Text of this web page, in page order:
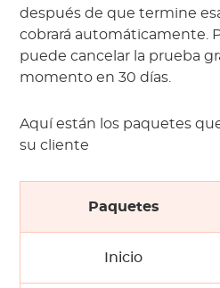
después de que termine
cobrará automáticamente.
puede cancelar la prueba
momento en 30 días.
Aquí están los paquetes
su cliente
Paquetes
Inicio